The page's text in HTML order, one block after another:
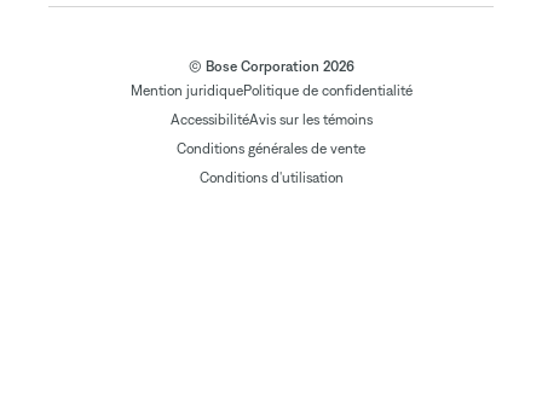
© Bose Corporation 2026
Mention juridiquePolitique de confidentialité
AccessibilitéAvis sur les témoins
Conditions générales de vente
Conditions d'utilisation